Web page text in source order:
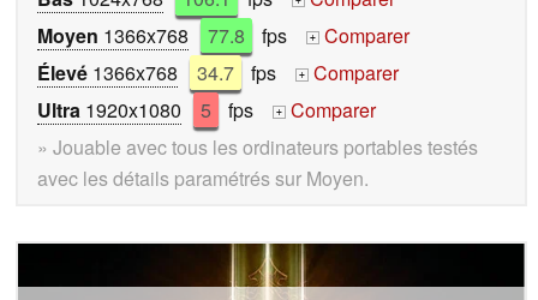
Moyen 1366x768 77.8 fps +
Comparer
Élevé 1366x768 34.7 fps +
Comparer
Ultra 1920x1080 5 fps +
Comparer
» Jouable avec tous les ordinateurs portables testés
avec les détails paramétrés sur Moyen.